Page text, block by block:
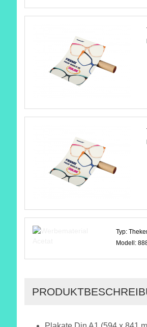
Typ:
Modell: